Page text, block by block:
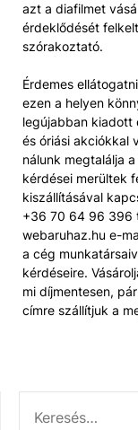
azt a diafilmet
érdeklődését
szórakoztató.
Érdemes
ezen a helyen
legújabban kiadott
és óriási akciókkal
nálunk megtalálja
kérdései merültek
kiszállításával
+36 70 64 96 396
webaruhaz.hu e-
a cég
kérdéseire.
mi díjmentesen,
címre szállítjuk a